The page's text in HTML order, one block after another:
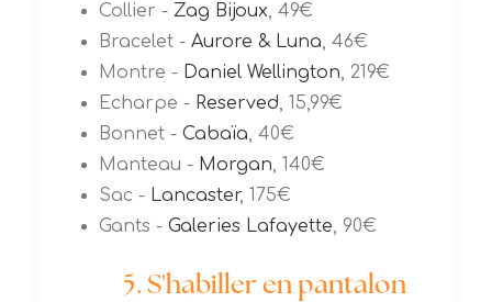
Collier - Zag Bijoux, 49€
Bracelet - Aurore & Luna, 46€
Montre - Daniel Wellington, 219€
Echarpe - Reserved, 15,99€
Bonnet - Cabaïa, 40€
Manteau - Morgan, 140€
Sac - Lancaster, 175€
Gants - Galeries Lafayette, 90€
5. S'habiller en pantalon